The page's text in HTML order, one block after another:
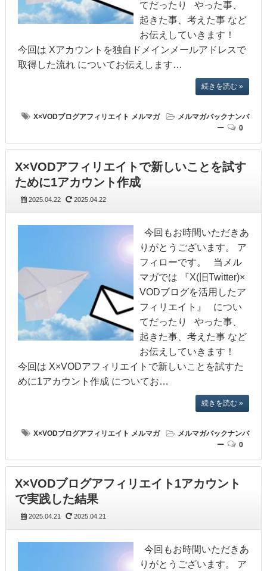
てだったり やった事、
起きた事、考えた事 など
お伝えしていきます！
今回は Xアカウントを独自ドメインメールアドレスで
取得した流れ についてお伝えします…
続きを読む »
X×VODブログアフィリエイト メルマガ
メルマガバックナンバ
ー
0
X×VODアフィリエイトで新しいことを試す
ために1アカウント作成
2025.04.22 2025.04.22
今回もお時間いただきあ
りがとうございます。 ア
フィローです。 当メル
マガでは 『X(旧Twitter)×
VODブログを活用したア
フィリエイト』 につい
てだったり やった事、
起きた事、考えた事 など
お伝えしていきます！
今回は X×VODアフィリエイトで新しいことを試すた
めに1アカウント作成 についてお…
続きを読む »
X×VODブログアフィリエイト メルマガ
メルマガバックナンバ
ー
0
X×VODブログアフィリエイト1アカウント
で実践した結果
2025.04.21 2025.04.21
今回もお時間いただきあ
りがとうございます。 ア